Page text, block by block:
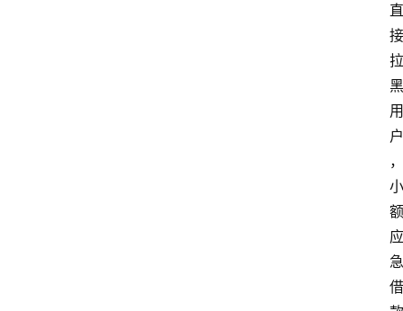
直
接
拉
黑
用
户
，
小
额
应
急
借